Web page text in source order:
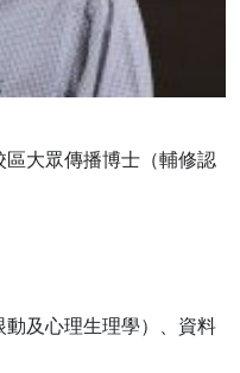
大眾傳播博士（輔修認
及心理生理學）、資料